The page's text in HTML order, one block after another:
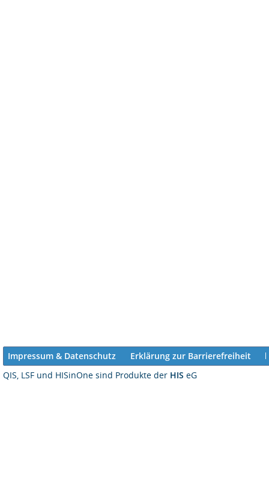
Impressum & Datenschutz
Erklärung zur Barrierefreiheit
QIS, LSF und HISinOne sind Produkte der HIS eG